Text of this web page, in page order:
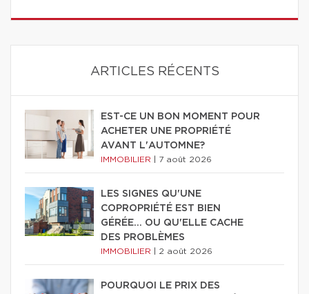
ARTICLES RÉCENTS
EST-CE UN BON MOMENT POUR
ACHETER UNE PROPRIÉTÉ
AVANT L'AUTOMNE?
IMMOBILIER 7 août 2026
LES SIGNES QU'UNE
COPROPRIÉTÉ EST BIEN
GÉRÉE… OU QU'ELLE CACHE
DES PROBLÈMES
IMMOBILIER 2 août 2026
POURQUOI LE PRIX DES